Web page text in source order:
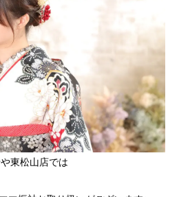
東松山店では